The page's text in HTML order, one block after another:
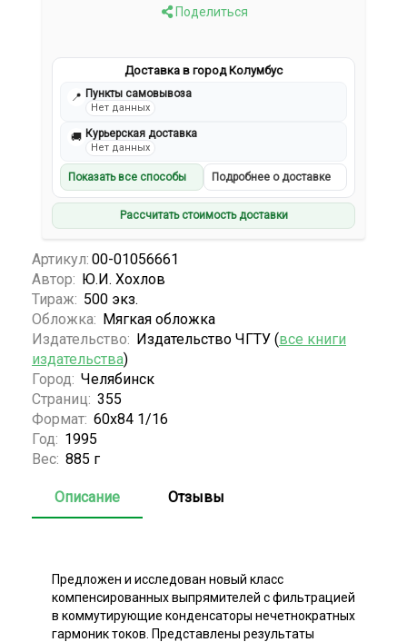
Поделиться
Доставка в город Колумбус
📍 Пункты самовывоза
Нет данных
🚚 Курьерская доставка
Нет данных
Показать все способы Подробнее о доставке
Рассчитать стоимость доставки
Артикул: 00-01056661
Автор: Ю.И. Хохлов
Тираж: 500 экз.
Обложка: Мягкая обложка
Издательство: Издательство ЧГТУ (все книги
издательства)
Город: Челябинск
Страниц: 355
Формат: 60х84 1/16
Год: 1995
Вес: 885 г
Описание Отзывы
Предложен и исследован новый класс
компенсированных выпрямителей с фильтрацией
в коммутирующие конденсаторы нечетнократных
гармоник токов. Представлены результаты